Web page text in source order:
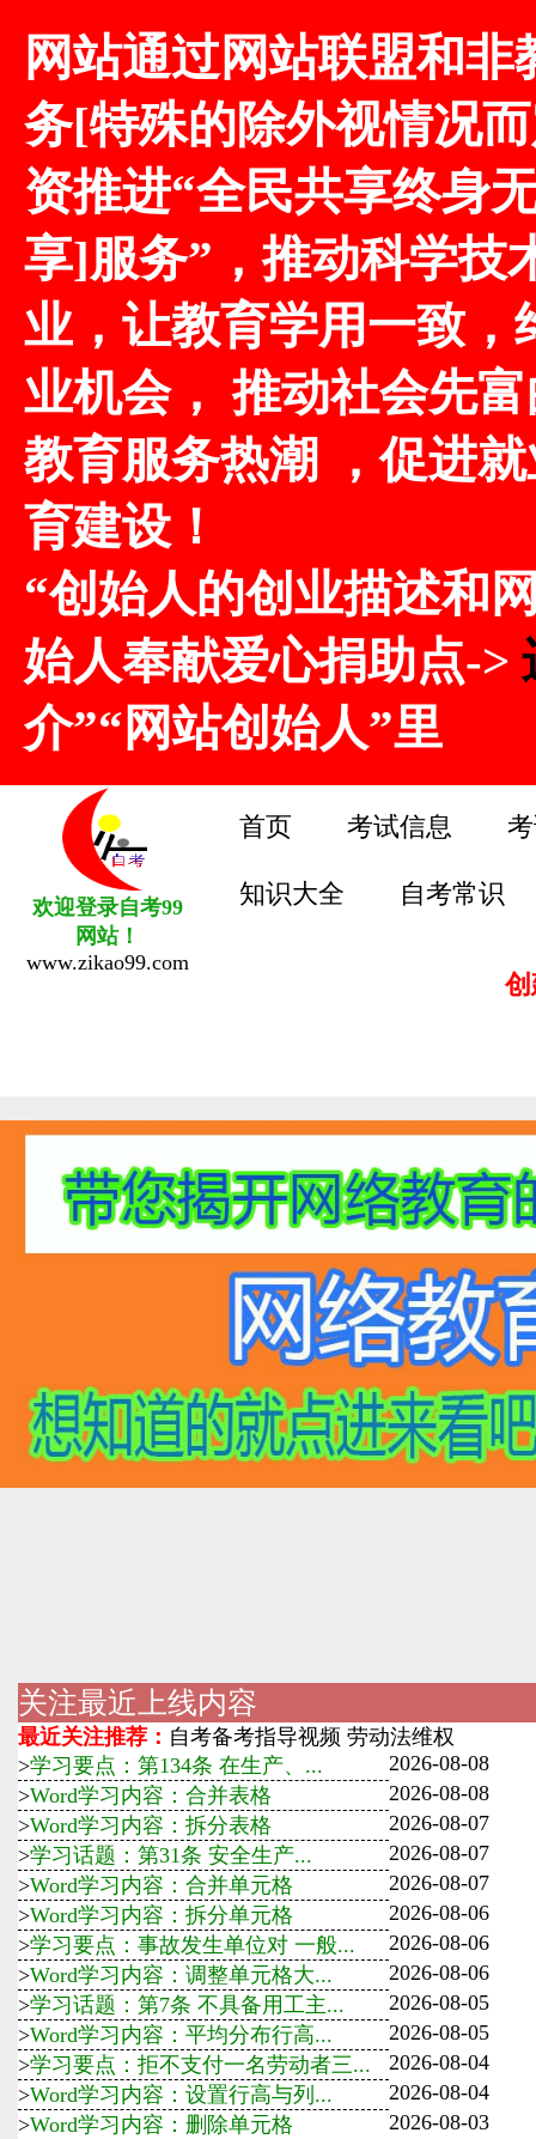
网站通过网站联盟和
务[特殊的除外视情况
资推进“全民共享终身
享]服务”，推动科学技
业，让教育学用一致
业机会， 推动社会先
教育服务热潮 ，促进
育建设！
“创始人的创业描述和
始人奉献爱心捐助点->
介”“网站创始人”里
欢迎登录自考99
网站！
www.zikao99.com
首页 考试信息
知识大全 自考常识
关注最近上线内容
最近关注推荐： 自考备考指导视频 劳动法维权
>学习要点：第134条 在生产、...
2026-08-08
>Word学习内容：合并表格
2026-08-08
>Word学习内容：拆分表格
2026-08-07
>学习话题：第31条 安全生产...
2026-08-07
>Word学习内容：合并单元格
2026-08-07
>Word学习内容：拆分单元格
2026-08-06
>学习要点：事故发生单位对 一般...
2026-08-06
>Word学习内容：调整单元格大...
2026-08-06
>学习话题：第7条 不具备用工主...
2026-08-05
>Word学习内容：平均分布行高...
2026-08-05
>学习要点：拒不支付一名劳动者三...
2026-08-04
>Word学习内容：设置行高与列...
2026-08-04
>Word学习内容：删除单元格
2026-08-03